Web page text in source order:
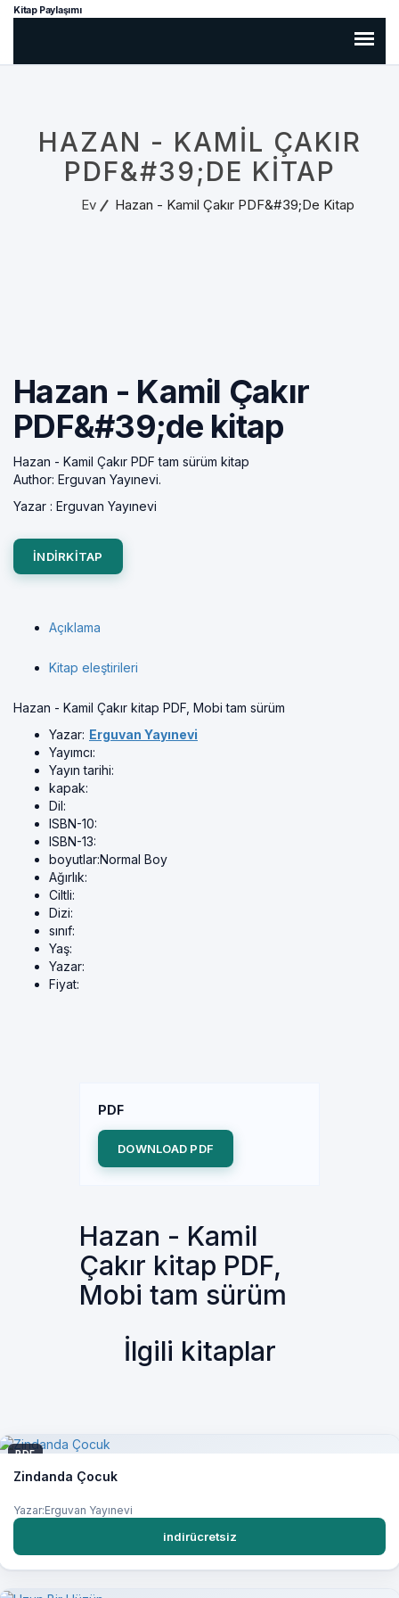
Kitap Paylaşımı
HAZAN - KAMIL ÇAKIR
PDF&#39;DE KITAP
Ev Hazan - Kamil Çakır PDF&#39;de Kitap
Hazan - Kamil Çakır
PDF&#39;de kitap
Hazan - Kamil Çakır PDF tam sürüm kitap
Author: Erguvan Yayınevi.
Yazar : Erguvan Yayınevi
INDIRKITAP
Açıklama
Kitap eleştirileri
Hazan - Kamil Çakır kitap PDF, Mobi tam sürüm
Yazar: Erguvan Yayınevi
Yayımcı:
Yayın tarihi:
kapak:
Dil:
ISBN-10:
ISBN-13:
boyutlar:Normal Boy
Ağırlık:
Ciltli:
Dizi:
sınıf:
Yaş:
Yazar:
Fiyat:
PDF
DOWNLOAD PDF
Hazan - Kamil
Çakır kitap PDF,
Mobi tam sürüm
İlgili kitaplar
PDF
Zindanda Çocuk
Yazar:Erguvan Yayınevi
indirücretsiz